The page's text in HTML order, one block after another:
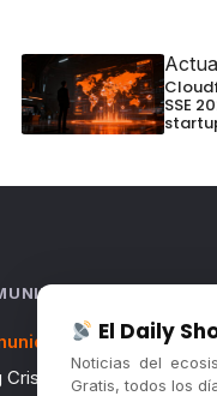
SSE
(Skool) ↗
Cristian Tala ↗
El Daily
Noticias del
Gratis, todos los